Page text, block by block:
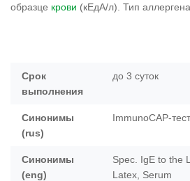
образце крови (кЕдА/л). Тип аллергена,
Срок
выполнения
до 3 суток
Синонимы
(rus)
ImmunoCAP-
Синонимы
(eng)
Spec. IgE to the
Latex, Serum